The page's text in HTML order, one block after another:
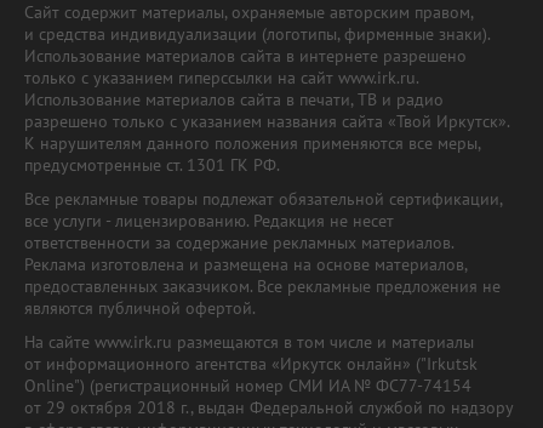
Сайт содержит материалы, охраняемые авторским правом,
и средства индивидуализации (логотипы, фирменные знаки).
Использование материалов сайта в интернете разрешено
только с указанием гиперссылки на сайт www.irk.ru.
Использование материалов сайта в печати, ТВ и радио
разрешено только с указанием названия сайта «Твой Иркутск».
К нарушителям данного положения применяются все меры,
предусмотренные ст. 1301 ГК РФ.
Все рекламные товары подлежат обязательной сертификации,
все услуги - лицензированию. Редакция не несет
ответственности за содержание рекламных материалов.
Реклама изготовлена и размещена на основе материалов,
предоставленных заказчиком. Все рекламные предложения не
являются публичной офертой.
На сайте www.irk.ru размещаются в том числе и материалы
от информационного агентства «Иркутск онлайн» ("Irkutsk
Online") (регистрационный номер СМИ ИА № ФС77-74154
от 29 октября 2018 г., выдан Федеральной службой по надзору